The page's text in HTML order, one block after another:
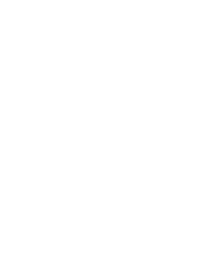
er opdateret